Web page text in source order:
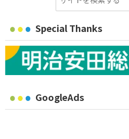
Special Thanks
GoogleAds